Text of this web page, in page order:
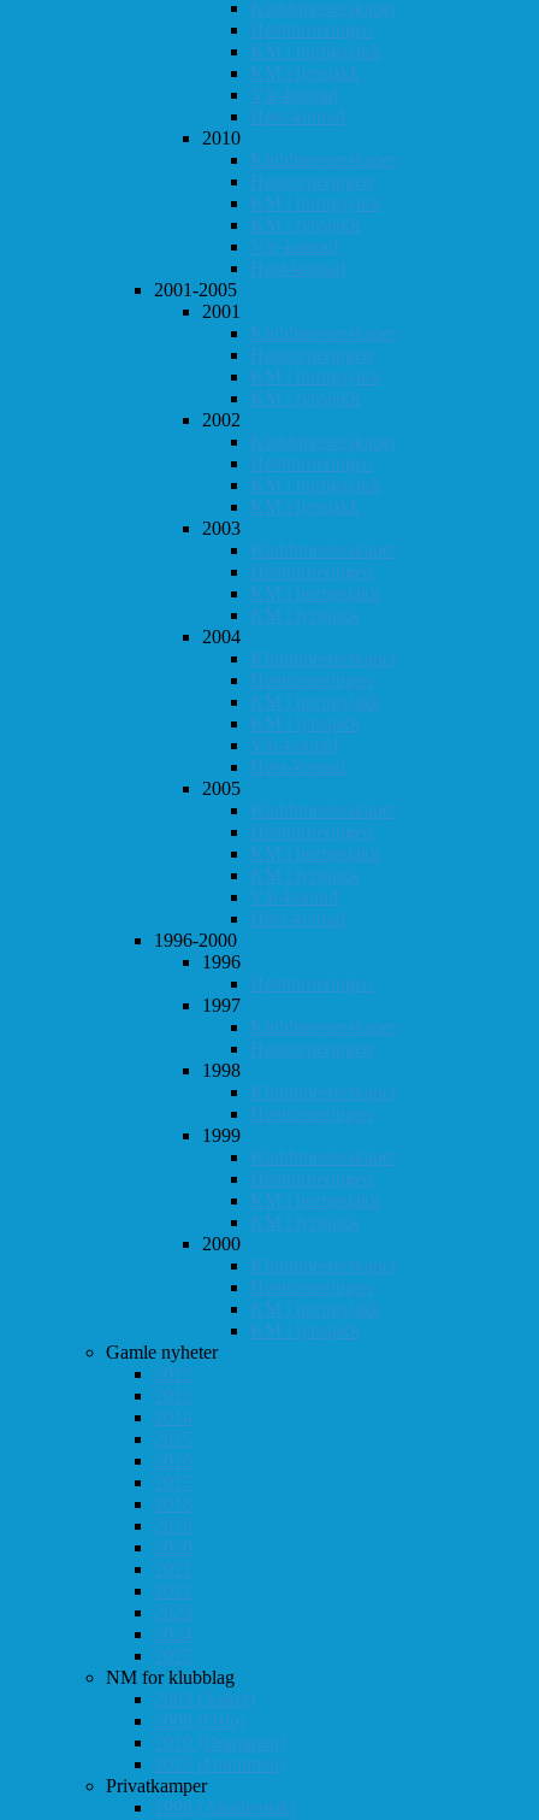
Klubbmesterskapet
Høstturneringen
KM i hurtigsjakk
KM i lynsjakk
Vår-konrad
Høst-konrad
2010
Klubbmesterskapet
Høstturneringen
KM i hurtigsjakk
KM i lynsjakk
Vår-konrad
Høst-konrad
2001-2005
2001
Klubbmesterskapet
Høstturneringen
KM i hurtigsjakk
KM i lynsjakk
2002
Klubbmesterskapet
Høstturneringen
KM i hurtigsjakk
KM i lynsjakk
2003
Klubbmesterskapet
Høstturneringen
KM i hurtigsjakk
KM i lynsjakk
2004
Klubbmesterskapet
Høstturneringen
KM i hurtigsjakk
KM i lynsjakk
Vår-konrad
Høst-konrad
2005
Klubbmesterskapet
Høstturneringen
KM i hurtigsjakk
KM i lynsjakk
Vår-konrad
Høst-konrad
1996-2000
1996
Høstturneringen
1997
Klubbmesterskapet
Høstturneringen
1998
Klubbmesterskapet
Høstturneringen
1999
Klubbmesterskapet
Høstturneringen
KM i hurtigsjakk
KM i lynsjakk
2000
Klubbmesterskapet
Høstturneringen
KM i hurtigsjakk
KM i lynsjakk
Gamle nyheter
2012
2013
2014
2015
2016
2017
2018
2019
2020
2021
2022
2023
2024
2025
NM for klubblag
2003 (Asker)
2008 (Oslo)
2010 (Drammen)
2025 (Drammen)
Privatkamper
1998 (Akademisk)